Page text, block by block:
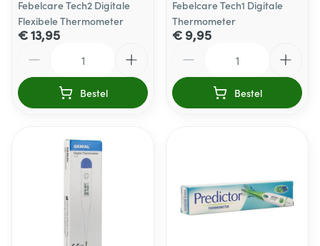
Febelcare Tech2 Digitale
Flexibele Thermometer
€ 13,95
Bestel
Febelcare Tech1 Digitale
Thermometer
€ 9,95
Bestel